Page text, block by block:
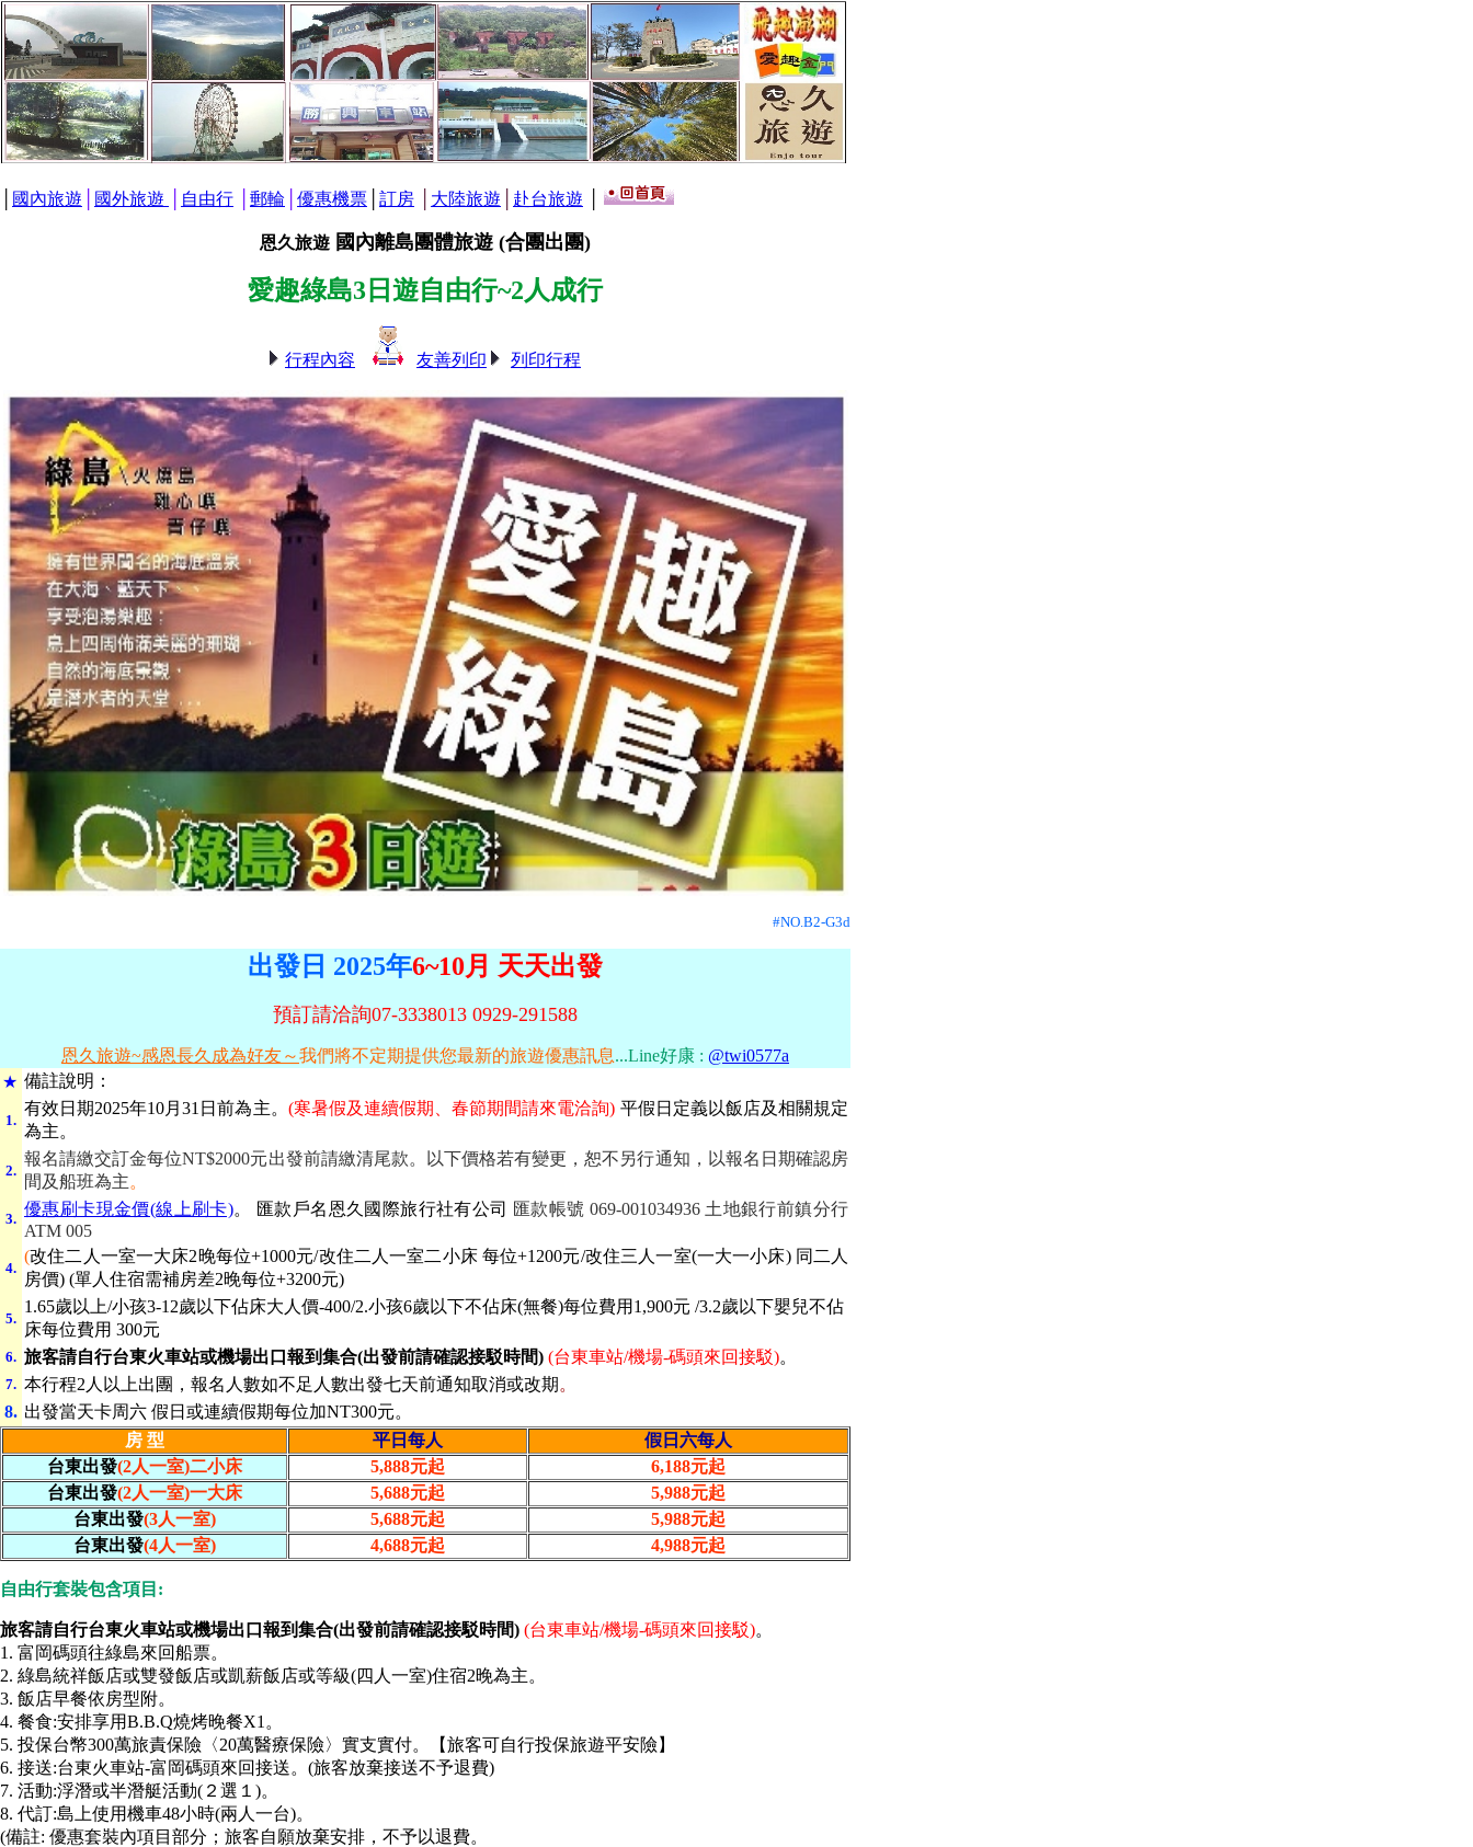
國內旅遊 國外旅遊 自由行 郵輪 優惠機票 訂房 大陸旅遊 赴台旅遊
恩久旅遊 國內離島團體旅遊 (合團出團)
愛趣綠島3日遊自由行~2人成行
行程內容 友善列印 列印行程
#NO.B2-G3d
出發日 2025年6~10月 天天出發
預訂請洽詢07-3338013 0929-291588
恩久旅遊~感恩長久成為好友～我們將不定期提供您最新的旅遊優惠訊息...Line好康 : @twi0577a
★ 備註說明：
1.
有效日期2025年10月31日前為主。 (寒暑假及連續假期、春節期間請來電洽詢) 平假日定義以飯店及相關規定
為主。
2.
報名請繳交訂金每位NT$2000元出發前請繳清尾款。以下價格若有變更，恕不另行通知，以報名日期確認房
間及船班為主。
3.
優惠刷卡現金價(線上刷卡)。 匯款戶名恩久國際旅行社有公司
匯款帳號 069-001034936 土地銀行前鎮分行
ATM 005
4.
(改住二人一室一大床2晚每位+1000元/改住二人一室二小床 每位+1200元/改住三人一室(一大一小床) 同二人
房價) (單人住宿需補房差2晚每位+3200元)
5.
1.65歲以上/小孩3-12歲以下佔床大人價-400/2.小孩6歲以下不佔床(無餐)每位費用1,900元 /3.2歲以下嬰兒不佔
床每位費用 300元
6. 旅客請自行台東火車站或機場出口報到集合(出發前請確認接駁時間) (台東車站/機場-碼頭來回接駁)。
7. 本行程2人以上出團，報名人數如不足人數出發七天前通知取消或改期 。
8. 出發當天卡周六 假日或連續假期每位加NT300元。
房 型
平日每人
假日六每人
台東出發(2人一室)二小床 5,888元起
6,188元起
台東出發(2人一室)一大床 5,688元起
5,988元起
台東出發(3人一室) 5,688元起
5,988元起
台東出發(4人一室) 4,688元起 4,988元起
自由行套裝包含項目:
旅客請自行台東火車站或機場出口報到集合(出發前請確認接駁時間) (台東車站/機場-碼頭來回接駁)。
1. 富岡碼頭往綠島來回船票。
2. 綠島統祥飯店或雙發飯店或凱薪飯店或等級(四人一室)住宿2晚為主。
3. 飯店早餐依房型附。
4. 餐食:安排享用B.B.Q燒烤晚餐X1。
5. 投保台幣300萬旅責保險〈20萬醫療保險〉實支實付。【旅客可自行投保旅遊平安險】
6. 接送:台東火車站-富岡碼頭來回接送。(旅客放棄接送不予退費)
7. 活動:浮潛或半潛艇活動(２選１)。
8. 代訂:島上使用機車48小時(兩人一台)。
(備註: 優惠套裝內項目部分；旅客自願放棄安排，不予以退費。